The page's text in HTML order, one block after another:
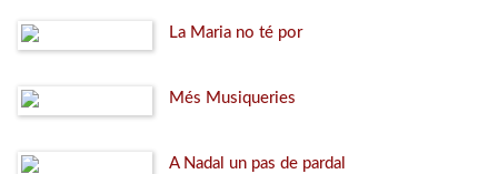
La Maria no té por
Més Musiqueries
A Nadal un pas de pardal